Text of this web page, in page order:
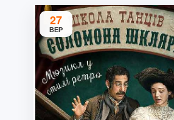
27
ВЕР